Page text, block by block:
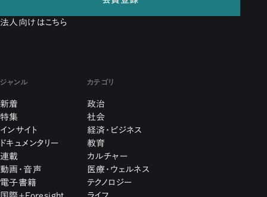
法人向けはこちら
ジャンル
新着
特集
インサイト
ドキュメンタリー
連載
動画・音声
電子書籍
カテゴリ
政治
社会
経済・ビジネス
教育
カルチャー
医療・ウェルネス
テクノロジー